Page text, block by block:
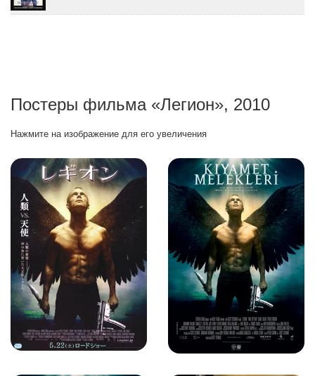
Постеры фильма «Легион», 2010
Нажмите на изображение для его увеличения